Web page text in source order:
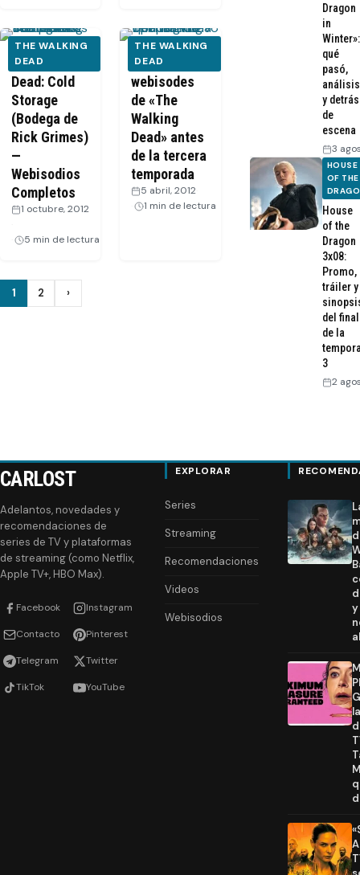
THE WALKING
DEAD
The Walking
Dead: Cold
Storage
(Bodega de
Rick Grimes)
—
Webisodios
Completos
1 octubre, 2012
5 min de lectura
THE WALKING
DEAD
Nuevos
webisodes
de «The
Walking
Dead» antes
de la tercera
temporada
5 abril, 2012
1 min de lectura
Paginación
1 2 ›
Dragon
in
Winter»:
qué
pasó,
análisis
y detrás
de
escena
3
HOUSE
OF THE
House
of the
Dragon
3x08:
Promo,
tráiler y
del final
de la
3
2
CARLOST
Adelantos, novedades y
recomendaciones de
series de TV y plataformas
de streaming (como Netflix,
Apple TV+, HBO Max).
Facebook Instagram
Contacto Pinterest
Telegram Twitter
TikTok YouTube
EXPLORAR
Series
Streaming
Recomendaciones
Videos
Webisodios
y